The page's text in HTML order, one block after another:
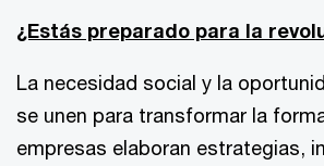
¿Estás preparado para la
La necesidad social y la
se unen para transformar la
empresas elaboran estrategias,